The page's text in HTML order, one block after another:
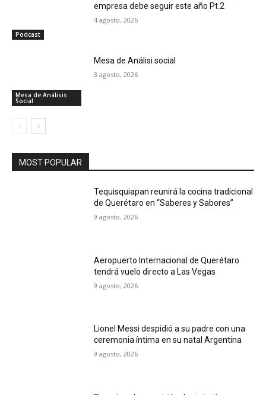
Podcast
empresa debe seguir este año Pt.2
4 agosto, 2026
Mesa de Análisis
Social
Mesa de Análisi social
3 agosto, 2026
MOST POPULAR
Tequisquiapan reunirá la cocina tradicional
de Querétaro en “Saberes y Sabores”
9 agosto, 2026
Aeropuerto Internacional de Querétaro
tendrá vuelo directo a Las Vegas
9 agosto, 2026
Lionel Messi despidió a su padre con una
ceremonia íntima en su natal Argentina
9 agosto, 2026